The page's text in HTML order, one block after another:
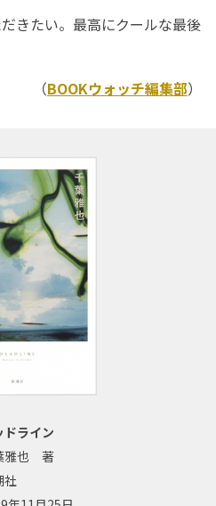
きたい。最高にクールな最後
（BOOKウォッチ編集部）
ドライン
雅也 著
社